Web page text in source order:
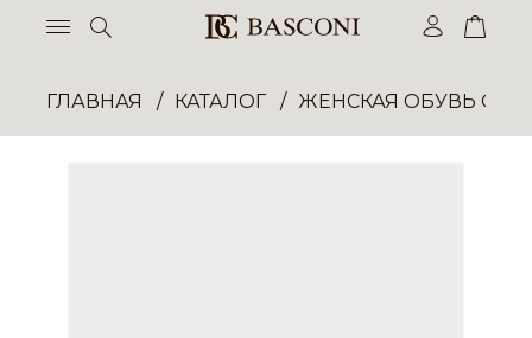
ГЛАВНАЯ КАТАЛОГ ЖЕНСКАЯ ОБУВЬ